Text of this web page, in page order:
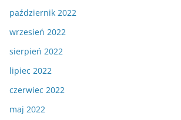
październik 2022
wrzesień 2022
sierpień 2022
lipiec 2022
czerwiec 2022
maj 2022